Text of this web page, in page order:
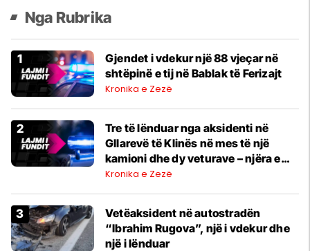
Nga Rubrika
Gjendet i vdekur një 88 vjeçar në
shtëpinë e tij në Bablak të Ferizajt
Kronika e Zezë
Tre të lënduar nga aksidenti në
Gllarevë të Klinës në mes të një
kamioni dhe dy veturave – njëra e
Policisë
Kronika e Zezë
Vetëaksident në autostradën
“Ibrahim Rugova”, një i vdekur dhe
një i lënduar